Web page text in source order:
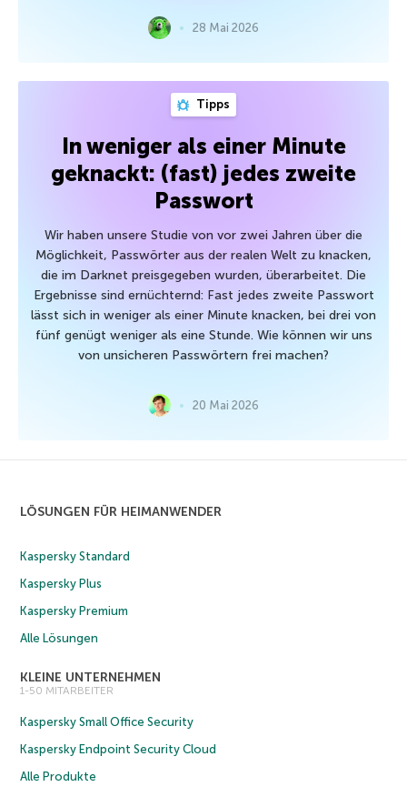
28 Mai 2026
Tipps
In weniger als einer Minute
geknackt: (fast) jedes zweite
Passwort
Wir haben unsere Studie von vor zwei Jahren über die
Möglichkeit, Passwörter aus der realen Welt zu knacken,
die im Darknet preisgegeben wurden, überarbeitet. Die
Ergebnisse sind ernüchternd: Fast jedes zweite Passwort
lässt sich in weniger als einer Minute knacken, bei drei von
fünf genügt weniger als eine Stunde. Wie können wir uns
von unsicheren Passwörtern frei machen?
20 Mai 2026
LÖSUNGEN FÜR HEIMANWENDER
Kaspersky Standard
Kaspersky Plus
Kaspersky Premium
Alle Lösungen
KLEINE UNTERNEHMEN
1-50 MITARBEITER
Kaspersky Small Office Security
Kaspersky Endpoint Security Cloud
Alle Produkte